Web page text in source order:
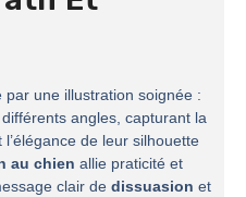
par une illustration soignée :
angles, capturant la
de leur silhouette
au chien allie praticité et
clair de dissuasion et